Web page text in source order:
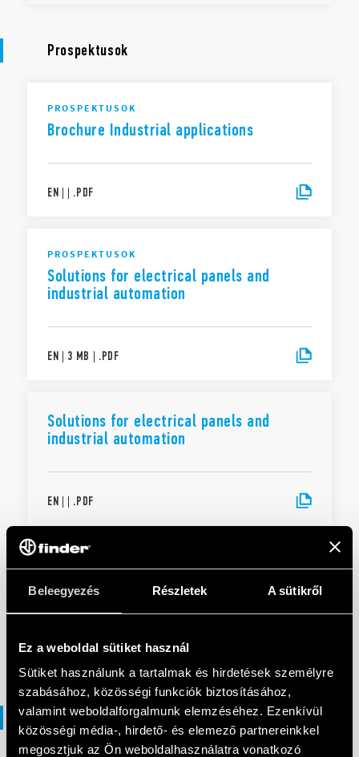
Beleegyezés Részletek A sütikről
Ez a weboldal sütiket használ
Sütiket használunk a tartalmak és hirdetések személyre
szabásához, közösségi funkciók biztosításához,
valamint weboldalforgalmunk elemzéséhez. Ezenkívül
közösségi média-, hirdető- és elemező partnereinkkel
megosztjuk az Ön weboldalhasználatra vonatkozó
Prospektusok
PROSPEKTUSOK
Brochure Industrial applications
EN | | .PDF
PROSPEKTUSOK
Solutions for electrical panels and
industrial automation
EN | 3 MB | .PDF
Solutions for electrical panels and
industrial automation
EN | | .PDF
58 Sorozat
HU|| .PDF
Katalógusok